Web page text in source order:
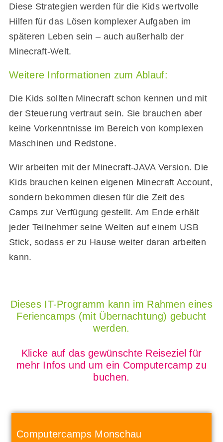
Diese Strategien werden für die Kids wertvolle
Hilfen für das Lösen komplexer Aufgaben im
späteren Leben sein – auch außerhalb der
Minecraft-Welt.
Weitere Informationen zum Ablauf:
Die Kids sollten Minecraft schon kennen und mit
der Steuerung vertraut sein. Sie brauchen aber
keine Vorkenntnisse im Bereich von komplexen
Maschinen und Redstone.
Wir arbeiten mit der Minecraft-JAVA Version. Die
Kids brauchen keinen eigenen Minecraft Account,
sondern bekommen diesen für die Zeit des
Camps zur Verfügung gestellt. Am Ende erhält
jeder Teilnehmer seine Welten auf einem USB
Stick, sodass er zu Hause weiter daran arbeiten
kann.
Dieses IT-Programm kann im Rahmen eines
Feriencamps (mit Übernachtung) gebucht
werden.
Klicke auf das gewünschte Reiseziel für
mehr Infos und um ein Computercamp zu
buchen.
Computercamps Monschau